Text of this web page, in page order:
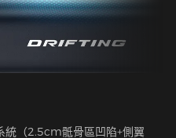
統（2.5cm骶骨區凹陷+側翼